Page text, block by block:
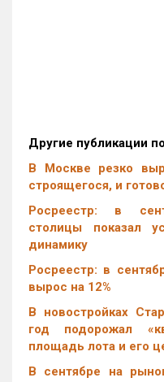
Другие публикации
В Москве резко
строящегося, и
Росреестр: в
столицы показал
динамику
Росреестр: в
вырос на 12%
В новостройках
год подорожал
площадь лота и его
В сентябре на